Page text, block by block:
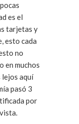
es el
tarjetas y
esto cada
no
en muchos
lejos aquí
pasó 3
por